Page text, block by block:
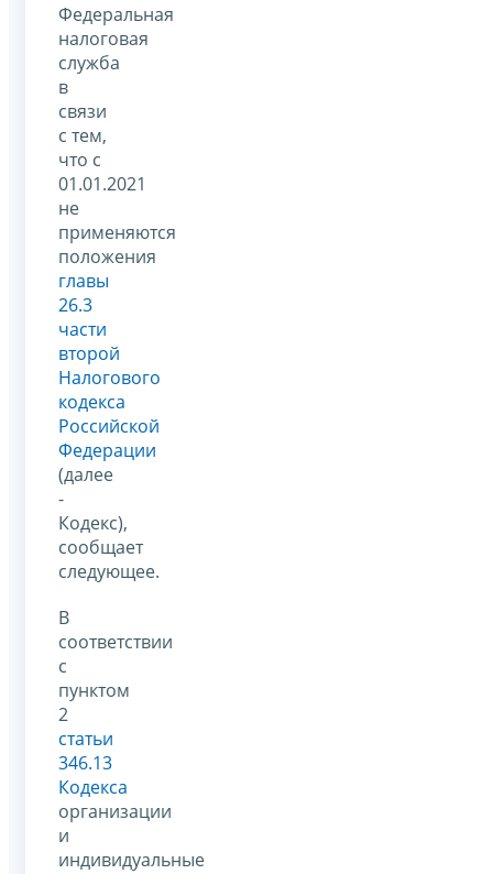
Федеральная
налоговая
служба
в
связи
с тем,
что с
01.01.2021
не
применяются
положения
главы
26.3
части
второй
Налогового
кодекса
Российской
Федерации
(далее
-
Кодекс),
сообщает
следующее.
В
соответствии
с
пунктом
2
статьи
346.13
Кодекса
организации
и
индивидуальные